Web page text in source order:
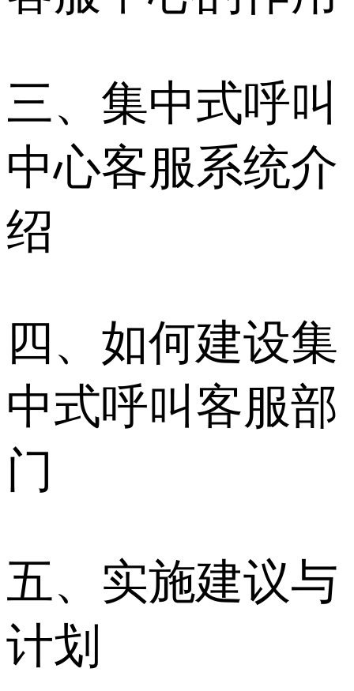
三、集中式呼叫
中心客服系统介
绍
四、如何建设集
中式呼叫客服部
门
五、实施建议与
计划